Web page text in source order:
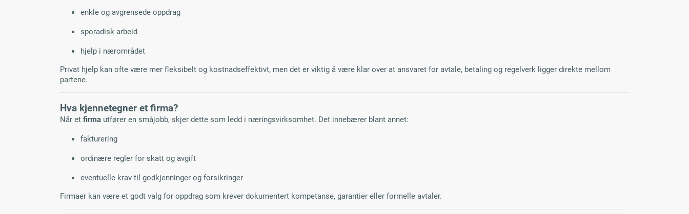
enkle og avgrensede oppdrag
sporadisk arbeid
hjelp i nærområdet
Privat hjelp kan ofte være mer fleksibelt og kostnadseffektivt, men det er viktig å være klar over at ansvaret for avtale, betaling og regelverk ligger direkte mellom
partene.
Hva kjennetegner et firma?
Når et firma utfører en småjobb, skjer dette som ledd i næringsvirksomhet. Det innebærer blant annet:
fakturering
ordinære regler for skatt og avgift
eventuelle krav til godkjenninger og forsikringer
Firmaer kan være et godt valg for oppdrag som krever dokumentert kompetanse, garantier eller formelle avtaler.